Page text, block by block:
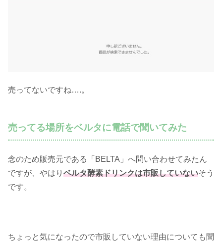
売ってないですね….。
売ってる場所をベルタに電話で聞いてみた
念のため販売元である「BELTA」へ問い合わせてみたん
ですが、やはり ベルタ酵素ドリンクは市販していないそう
です。
ちょっと気になったので市販していない理由についても聞